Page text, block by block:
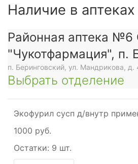
Наличие в аптеках
Районная аптека
"Чукотфармация", п.
п. Беринговский, ул. Мандрикова, д.
Выбрать отделение
Экофурил сусп д/внутр
1000 руб.
Остатки: 9 шт.